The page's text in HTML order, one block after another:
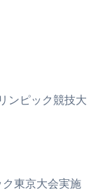
ンピック競技大
東京大会実施